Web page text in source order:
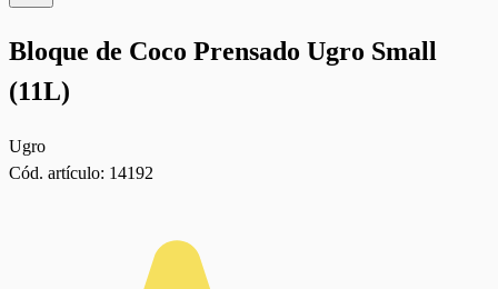
Bloque de Coco Prensado Ugro Small
(11L)
Ugro
Cód. artículo: 14192